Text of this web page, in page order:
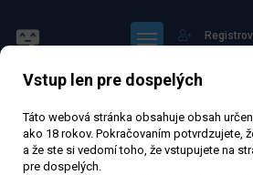
Vstup len pre dospelých
Táto webová stránka obsahuje obsah
ako 18 rokov. Pokračovaním potvrdzujete,
a že ste si vedomí toho, že vstupujete na
pre dospelých.